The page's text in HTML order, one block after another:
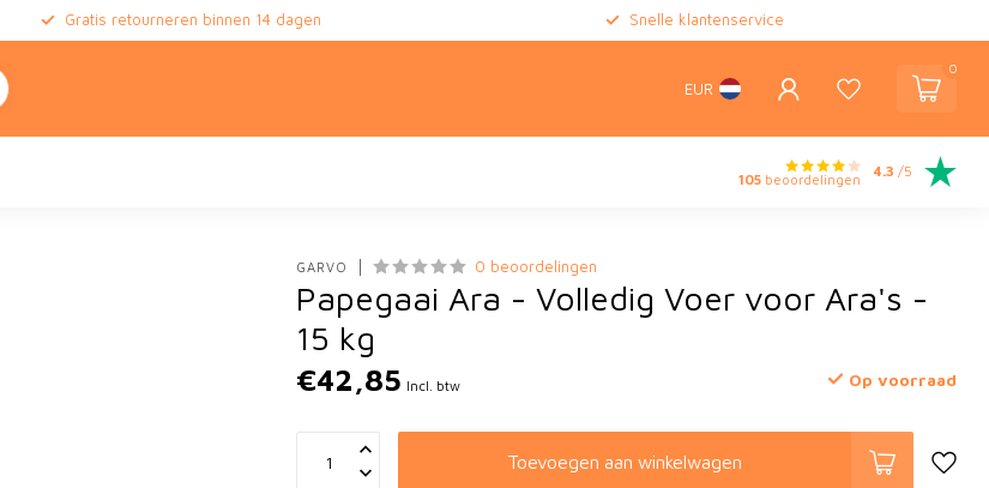
Gratis retourneren binnen 14 dagen Snelle klantenservice
EUR
0
105beoordelingen
4.3 /5
GARVO 0 beoordelingen
Papegaai Ara - Volledig Voer voor Ara's -
15 kg
€42,85 Incl. btw Op voorraad
Toevoegen aan winkelwagen